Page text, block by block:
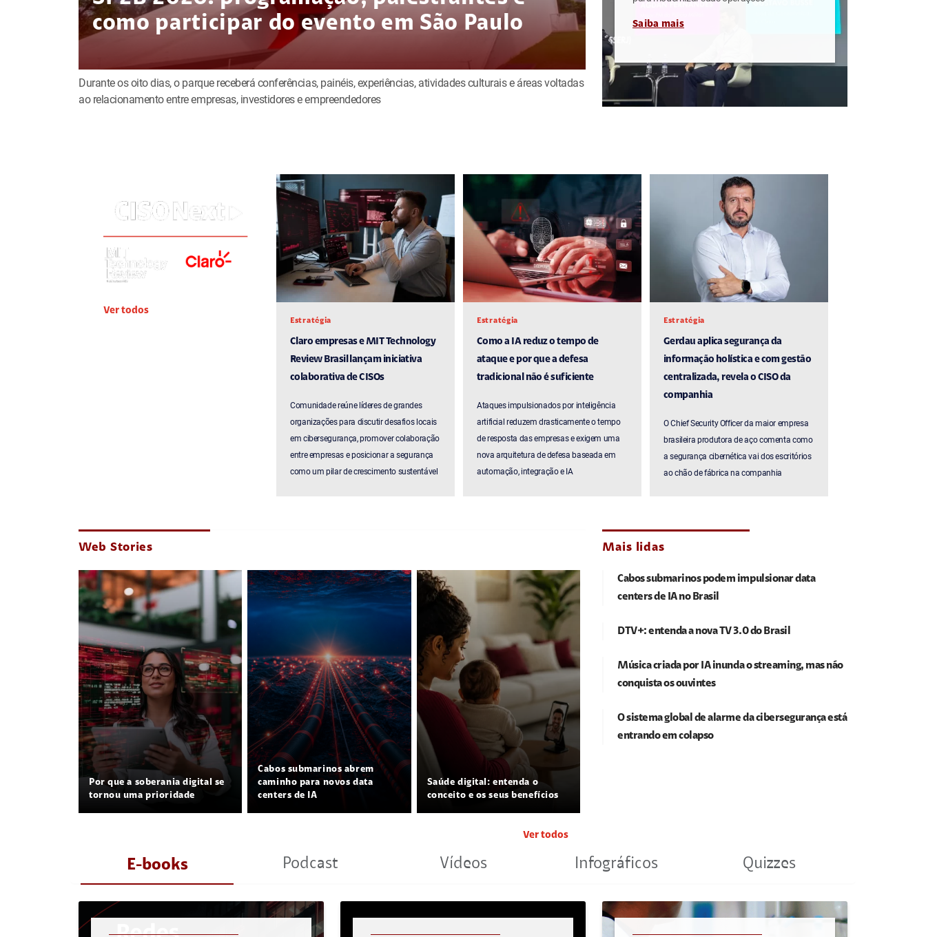
como participar do evento em São Paulo
Durante os oito dias, o parque receberá conferências, painéis, experiências, atividades culturais e áreas voltadas
ao relacionamento entre empresas, investidores e empreendedores
Saiba mais
Ver todos
Estratégia
Claro empresas e MIT Technology
Review Brasil lançam iniciativa
colaborativa de CISOs
Comunidade reúne líderes de grandes
organizações para discutir desafios locais
em cibersegurança, promover colaboração
entre empresas e posicionar a segurança
como um pilar de crescimento sustentável
Estratégia
Como a IA reduz o tempo de
ataque e por que a defesa
tradicional não é suficiente
Ataques impulsionados por inteligência
artificial reduzem drasticamente o tempo
de resposta das empresas e exigem uma
nova arquitetura de defesa baseada em
automação, integração e IA
Estratégia
Gerdau aplica segurança da
informação holística e com gestão
centralizada, revela o CISO da
companhia
O Chief Security Officer da maior empresa
brasileira produtora de aço comenta como
a segurança cibernética vai dos escritórios
ao chão de fábrica na companhia
Web Stories
Por que a soberania digital se
tornou uma prioridade
Cabos submarinos abrem
caminho para novos data
centers de IA
Saúde digital: entenda o
conceito e os seus benefícios
Ver todos
Mais lidas
Cabos submarinos podem impulsionar data
centers de IA no Brasil
DTV+: entenda a nova TV 3.0 do Brasil
Música criada por IA inunda o streaming, mas não
conquista os ouvintes
O sistema global de alarme da cibersegurança está
entrando em colapso
E-books Podcast Vídeos Infográficos Quizzes